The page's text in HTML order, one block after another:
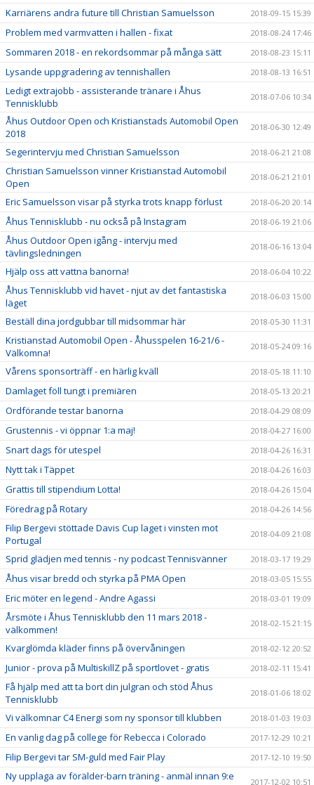
Karriärens andra future till Christian Samuelsson 2018-09-15 15:39
Problem med varmvatten i hallen - fixat 2018-08-24 17:46
Sommaren 2018 - en rekordsommar på många sätt 2018-08-23 15:11
Lysande uppgradering av tennishallen 2018-08-13 16:51
Ledigt extrajobb - assisterande tränare i Åhus
Tennisklubb
2018-07-06 10:34
Åhus Outdoor Open och Kristianstads Automobil Open
2018
2018-06-30 12:49
Segerintervju med Christian Samuelsson 2018-06-21 21:08
Christian Samuelsson vinner Kristianstad Automobil
Open
2018-06-21 21:01
Eric Samuelsson visar på styrka trots knapp förlust 2018-06-20 20:14
Åhus Tennisklubb - nu också på Instagram 2018-06-19 21:06
Åhus Outdoor Open igång - intervju med
tävlingsledningen
2018-06-16 13:04
Hjälp oss att vattna banorna! 2018-06-04 10:22
Åhus Tennisklubb vid havet - njut av det fantastiska
läget
2018-06-03 15:00
Beställ dina jordgubbar till midsommar här 2018-05-30 11:31
Kristianstad Automobil Open - Åhusspelen 16-21/6 -
Välkomna!
2018-05-24 09:16
Vårens sponsorträff - en härlig kväll 2018-05-18 11:10
Damlaget föll tungt i premiären 2018-05-13 20:21
Ordförande testar banorna 2018-04-29 08:09
Grustennis - vi öppnar 1:a maj! 2018-04-27 16:00
Snart dags för utespel 2018-04-26 16:31
Nytt tak i Täppet 2018-04-26 16:03
Grattis till stipendium Lotta! 2018-04-26 15:04
Föredrag på Rotary 2018-04-26 14:56
Filip Bergevi stöttade Davis Cup laget i vinsten mot
Portugal
2018-04-09 21:08
Sprid glädjen med tennis - ny podcast Tennisvänner 2018-03-17 19:29
Åhus visar bredd och styrka på PMA Open 2018-03-05 15:55
Eric möter en legend - Andre Agassi 2018-03-01 19:09
Årsmöte i Åhus Tennisklubb den 11 mars 2018 -
välkommen!
2018-02-15 21:15
Kvarglömda kläder finns på övervåningen 2018-02-12 20:52
Junior - prova på MultiskillZ på sportlovet - gratis 2018-02-11 15:41
Få hjälp med att ta bort din julgran och stöd Åhus
Tennisklubb
2018-01-06 18:02
Vi välkomnar C4 Energi som ny sponsor till klubben 2018-01-03 19:03
En vanlig dag på college för Rebecca i Colorado 2017-12-29 10:21
Filip Bergevi tar SM-guld med Fair Play 2017-12-10 19:50
Ny upplaga av förälder-barn träning - anmäl innan 9:e
2017-12-02 10:51